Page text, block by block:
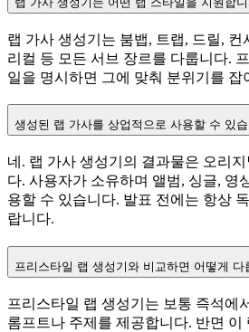
랩 가사 생성기는 붐뱁, 트랩, 드릴, 컨
리컬 등 모든 서브 장르를 다룹니다.
일을 명시하면 그에 맞춰 분위기를 잡
생성된 랩 가사를 상업적으로 사용할 수 있
네. 랩 가사 생성기의 결과물은 오리
다. 사용자가 소유하며 앨범, 싱글, 영
용할 수 있습니다. 발표 전에는 항상
랍니다.
프리스타일 랩 생성기와 비교하면 어떻게 다
프리스타일 랩 생성기는 보통 즉석에
롬프트나 주제를 제공합니다. 반면 이